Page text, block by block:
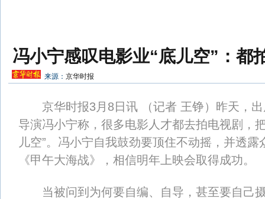
冯小宁感叹电影业“底儿空”：都
来源： 京华时报
京华时报3月8日讯 （记者 王铮）昨天，出
导演冯小宁称，很多电影人才都去拍电视剧，
儿空”。冯小宁自我鼓劲要顶住不动摇，并透
《甲午大海战》，相信明年上映会取得成功。
当被问到为何要自编、自导，甚至要自己